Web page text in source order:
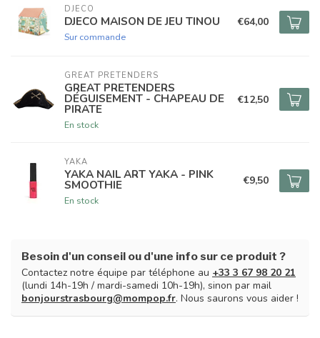
DJECO
DJECO MAISON DE JEU TINOU
Sur commande
€64,00
GREAT PRETENDERS
GREAT PRETENDERS
DÉGUISEMENT - CHAPEAU DE
PIRATE
En stock
€12,50
YAKA
YAKA NAIL ART YAKA - PINK
SMOOTHIE
En stock
€9,50
Besoin d'un conseil ou d'une info sur ce produit ?
Contactez notre équipe par téléphone au +33 3 67 98 20 21
(lundi 14h-19h / mardi-samedi 10h-19h), sinon par mail
bonjourstrasbourg@mompop.fr. Nous saurons vous aider !